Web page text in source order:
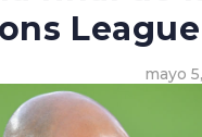
League
mayo